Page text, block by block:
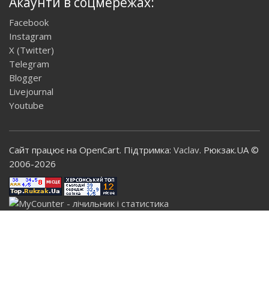
Facebook
Instagram
X (Twitter)
Telegram
Blogger
Livejournal
Youtube
Сайт працює на OpenCart. Підтримка: Vaclav. Рюкзак.UA ©
2006-2026